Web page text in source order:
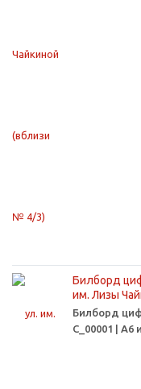
Билборд
им. Лизы
Билборд
С_00001 | А6